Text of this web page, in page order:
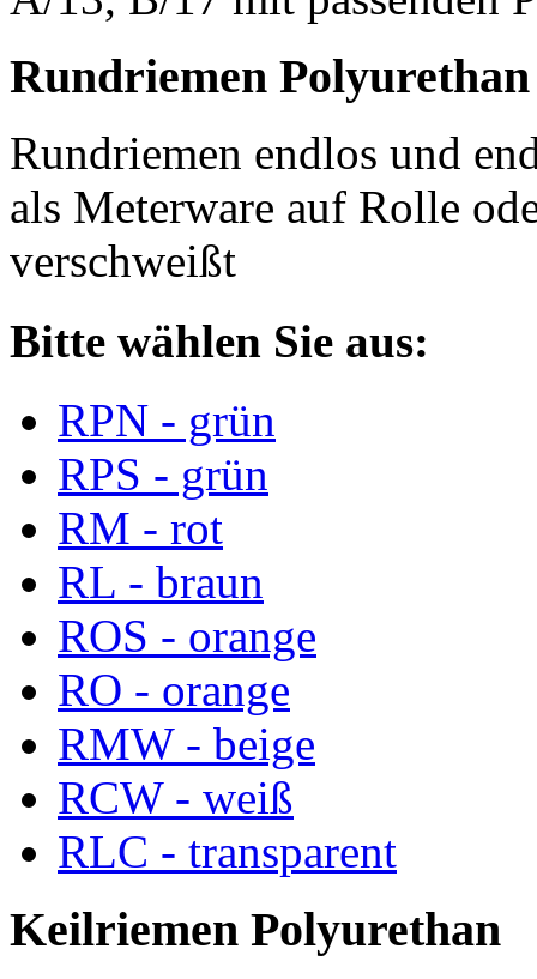
Rundriemen Polyurethan
Rundriemen endlos und
als Meterware auf Rolle
verschweißt
Bitte wählen Sie aus:
RPN - grün
RPS - grün
RM - rot
RL - braun
ROS - orange
RO - orange
RMW - beige
RCW - weiß
RLC - transparent
Keilriemen Polyurethan